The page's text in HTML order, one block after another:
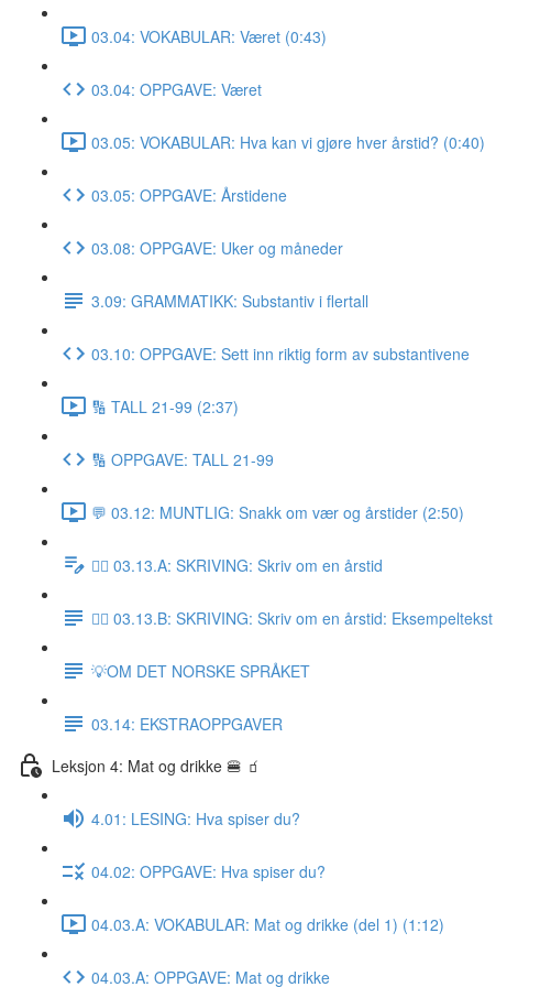
03.04: VOKABULAR: Været (0:43)
03.04: OPPGAVE: Været
03.05: VOKABULAR: Hva kan vi gjøre hver årstid? (0:40)
03.05: OPPGAVE: Årstidene
03.08: OPPGAVE: Uker og måneder
3.09: GRAMMATIKK: Substantiv i flertall
03.10: OPPGAVE: Sett inn riktig form av substantivene
🔢 TALL 21-99 (2:37)
🔢 OPPGAVE: TALL 21-99
💬 03.12: MUNTLIG: Snakk om vær og årstider (2:50)
✍🏼 03.13.A: SKRIVING: Skriv om en årstid
✍🏼 03.13.B: SKRIVING: Skriv om en årstid: Eksempeltekst
💡OM DET NORSKE SPRÅKET
03.14: EKSTRAOPPGAVER
Leksjon 4: Mat og drikke 🍔 🧃
4.01: LESING: Hva spiser du?
04.02: OPPGAVE: Hva spiser du?
04.03.A: VOKABULAR: Mat og drikke (del 1) (1:12)
04.03.A: OPPGAVE: Mat og drikke